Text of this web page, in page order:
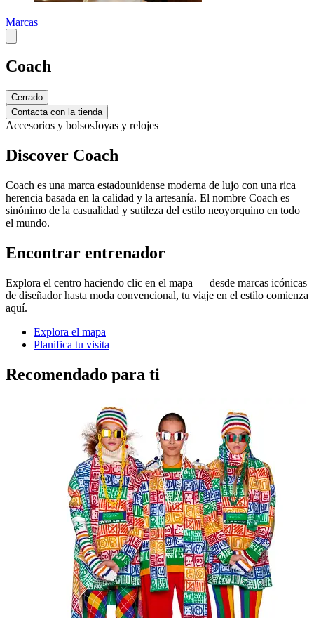
Marcas
Coach
Cerrado
Contacta con la tienda
Accesorios y bolsosJoyas y relojes
Discover Coach
Coach es una marca estadounidense moderna de lujo con una rica
herencia basada en la calidad y la artesanía. El nombre Coach es
sinónimo de la casualidad y sutileza del estilo neoyorquino en todo
el mundo.
Encontrar entrenador
Explora el centro haciendo clic en el mapa — desde marcas icónicas
de diseñador hasta moda convencional, tu viaje en el estilo comienza
aquí.
Explora el mapa
Planifica tu visita
Recomendado para ti